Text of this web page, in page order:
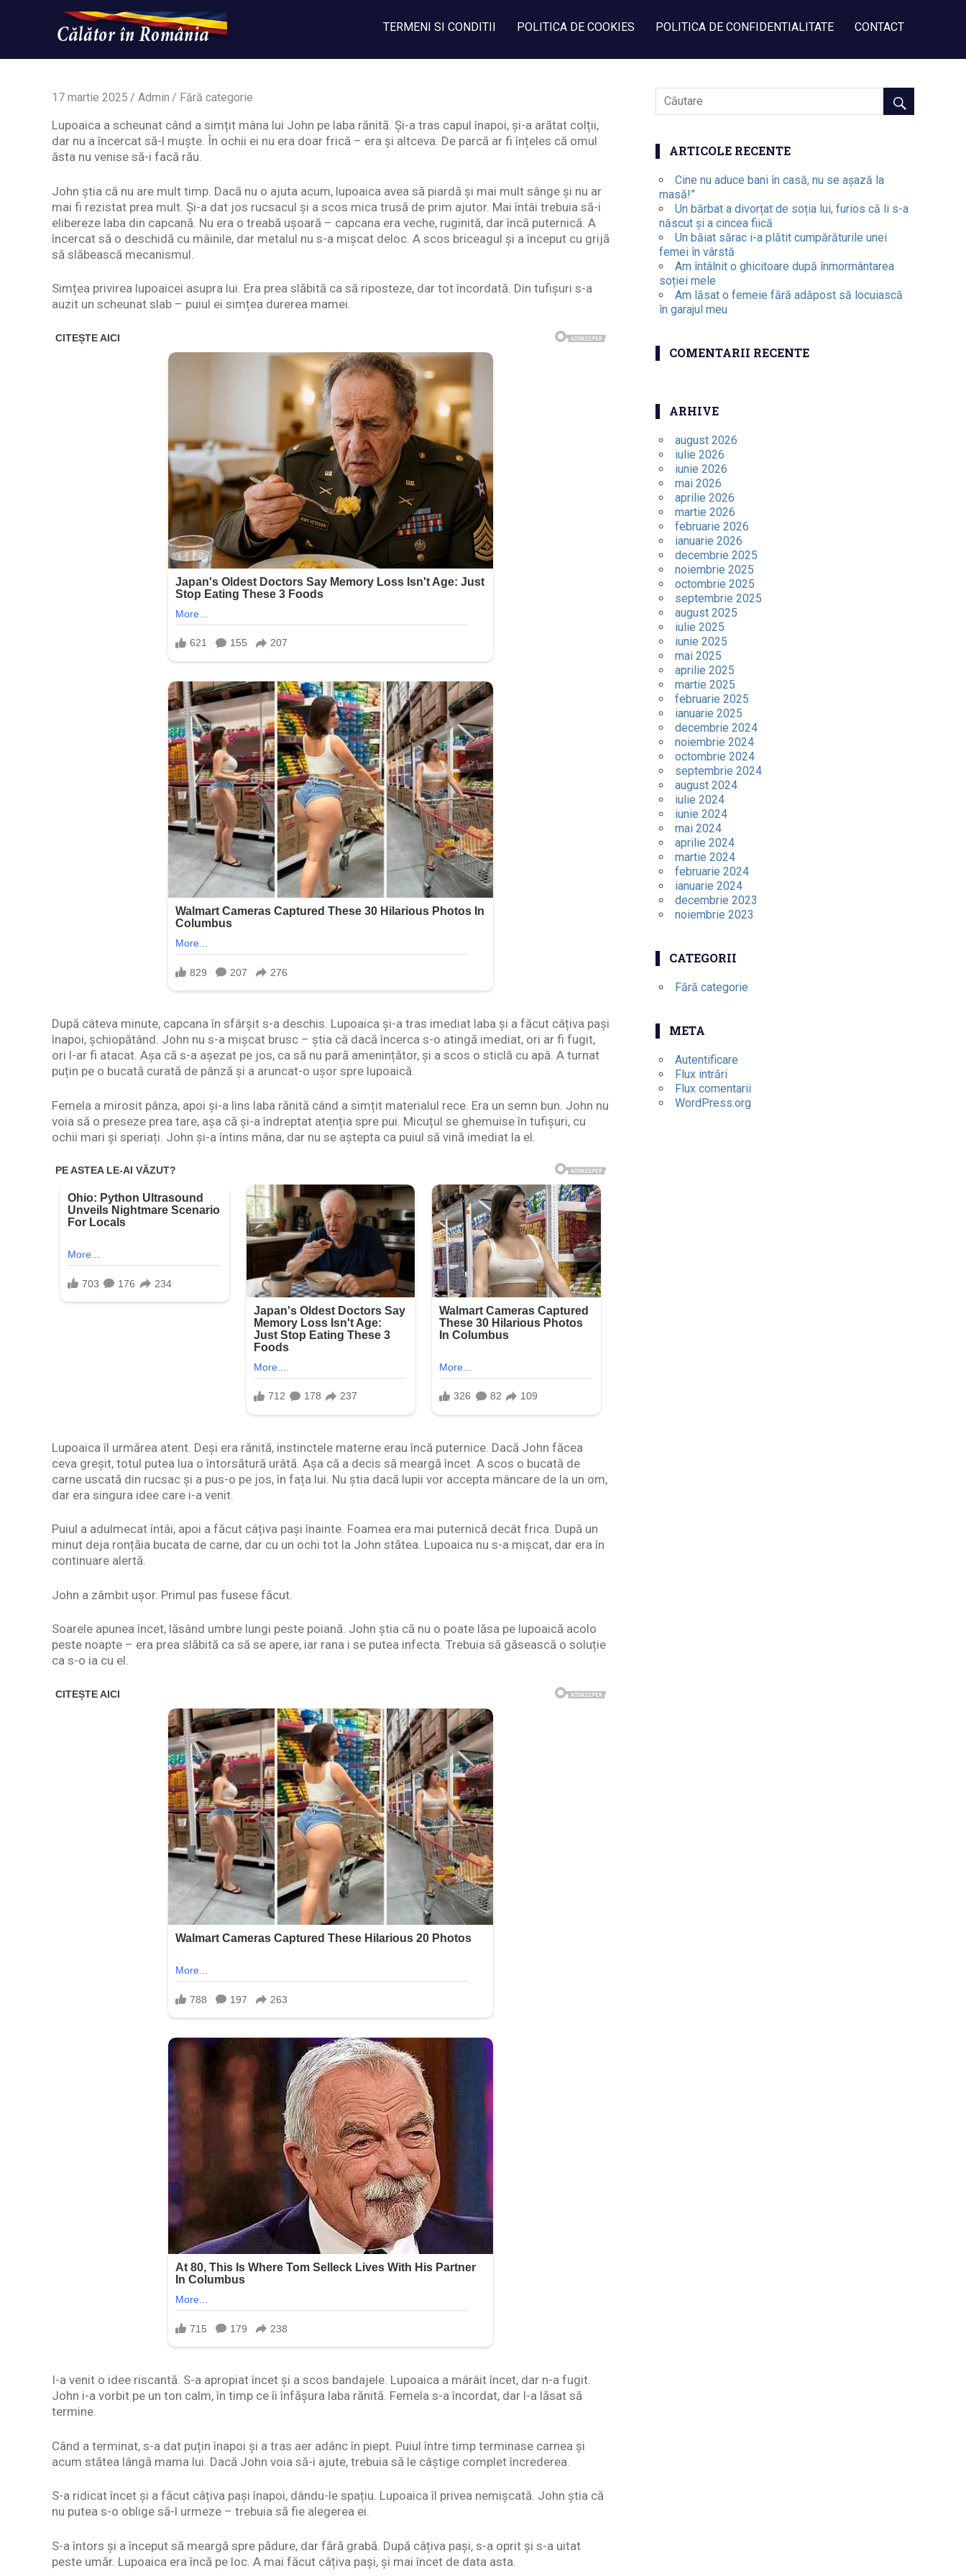
Calatorinromania
WordPress
TERMENI SI CONDITII POLITICA DE COOKIES POLITICA DE CONFIDENTIALITATE CONTACT
17 martie 2025 Admin Fără categorie
Lupoaica a scheunat când a simțit mâna lui John pe laba rănită. Și-a tras capul înapoi, și-a arătat colții,
dar nu a încercat să-l muște. În ochii ei nu era doar frică – era și altceva. De parcă ar fi înțeles că omul
ăsta nu venise să-i facă rău.
John știa că nu are mult timp. Dacă nu o ajuta acum, lupoaica avea să piardă și mai mult sânge și nu ar
mai fi rezistat prea mult. Și-a dat jos rucsacul și a scos mica trusă de prim ajutor. Mai întâi trebuia să-i
elibereze laba din capcană. Nu era o treabă ușoară – capcana era veche, ruginită, dar încă puternică. A
încercat să o deschidă cu mâinile, dar metalul nu s-a mișcat deloc. A scos briceagul și a început cu grijă
să slăbească mecanismul.
Simțea privirea lupoaicei asupra lui. Era prea slăbită ca să riposteze, dar tot încordată. Din tufișuri s-a
auzit un scheunat slab – puiul ei simțea durerea mamei.
După câteva minute, capcana în sfârșit s-a deschis. Lupoaica și-a tras imediat laba și a făcut câțiva pași
înapoi, șchiopătând. John nu s-a mișcat brusc – știa că dacă încerca s-o atingă imediat, ori ar fi fugit,
ori l-ar fi atacat. Așa că s-a așezat pe jos, ca să nu pară amenințător, și a scos o sticlă cu apă. A turnat
puțin pe o bucată curată de pânză și a aruncat-o ușor spre lupoaică.
Femela a mirosit pânza, apoi și-a lins laba rănită când a simțit materialul rece. Era un semn bun. John nu
voia să o preseze prea tare, așa că și-a îndreptat atenția spre pui. Micuțul se ghemuise în tufișuri, cu
ochii mari și speriați. John și-a întins mâna, dar nu se aștepta ca puiul să vină imediat la el.
Lupoaica îl urmărea atent. Deși era rănită, instinctele materne erau încă puternice. Dacă John făcea
ceva greșit, totul putea lua o întorsătură urâtă. Așa că a decis să meargă încet. A scos o bucată de
carne uscată din rucsac și a pus-o pe jos, în fața lui. Nu știa dacă lupii vor accepta mâncare de la un om,
dar era singura idee care i-a venit.
Puiul a adulmecat întâi, apoi a făcut câțiva pași înainte. Foamea era mai puternică decât frica. După un
minut deja ronțăia bucata de carne, dar cu un ochi tot la John stătea. Lupoaica nu s-a mișcat, dar era în
continuare alertă.
John a zâmbit ușor. Primul pas fusese făcut.
Soarele apunea încet, lăsând umbre lungi peste poiană. John știa că nu o poate lăsa pe lupoaică acolo
peste noapte – era prea slăbită ca să se apere, iar rana i se putea infecta. Trebuia să găsească o soluție
ca s-o ia cu el.
I-a venit o idee riscantă. S-a apropiat încet și a scos bandajele. Lupoaica a mârâit încet, dar n-a fugit.
John i-a vorbit pe un ton calm, în timp ce îi înfășura laba rănită. Femela s-a încordat, dar l-a lăsat să
termine.
Când a terminat, s-a dat puțin înapoi și a tras aer adânc în piept. Puiul între timp terminase carnea și
acum stătea lângă mama lui. Dacă John voia să-i ajute, trebuia să le câștige complet încrederea.
S-a ridicat încet și a făcut câțiva pași înapoi, dându-le spațiu. Lupoaica îl privea nemișcată. John știa că
nu putea s-o oblige să-l urmeze – trebuia să fie alegerea ei.
S-a întors și a început să meargă spre pădure, dar fără grabă. După câțiva pași, s-a oprit și s-a uitat
peste umăr. Lupoaica era încă pe loc. A mai făcut câțiva pași, și mai încet de data asta.
ARTICOLE RECENTE
Cine nu aduce bani în casă, nu se așază la
masă!”
Un bărbat a divorțat de soția lui, furios că li s-a
născut și a cincea fiică
Un băiat sărac i-a plătit cumpărăturile unei
femei în vârstă
Am întâlnit o ghicitoare după înmormântarea
soției mele
Am lăsat o femeie fără adăpost să locuiască
în garajul meu
COMENTARII RECENTE
ARHIVE
august 2026
iulie 2026
iunie 2026
mai 2026
aprilie 2026
martie 2026
februarie 2026
ianuarie 2026
decembrie 2025
noiembrie 2025
octombrie 2025
septembrie 2025
august 2025
iulie 2025
iunie 2025
mai 2025
aprilie 2025
martie 2025
februarie 2025
ianuarie 2025
decembrie 2024
noiembrie 2024
octombrie 2024
septembrie 2024
august 2024
iulie 2024
iunie 2024
mai 2024
aprilie 2024
martie 2024
februarie 2024
ianuarie 2024
decembrie 2023
noiembrie 2023
CATEGORII
Fără categorie
META
Autentificare
Flux intrări
Flux comentarii
WordPress.org